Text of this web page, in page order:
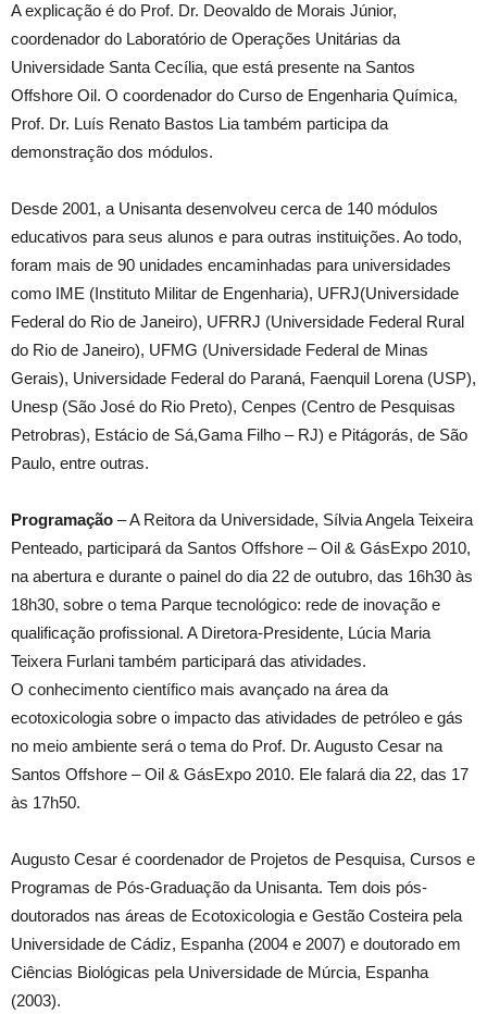
A explicação é do Prof. Dr. Deovaldo de Morais Júnior,
coordenador do Laboratório de Operações Unitárias da
Universidade Santa Cecília, que está presente na Santos
Offshore Oil. O coordenador do Curso de Engenharia Química,
Prof. Dr. Luís Renato Bastos Lia também participa da
demonstração dos módulos.
Desde 2001, a Unisanta desenvolveu cerca de 140 módulos
educativos para seus alunos e para outras instituições. Ao todo,
foram mais de 90 unidades encaminhadas para universidades
como IME (Instituto Militar de Engenharia), UFRJ(Universidade
Federal do Rio de Janeiro), UFRRJ (Universidade Federal Rural
do Rio de Janeiro), UFMG (Universidade Federal de Minas
Gerais), Universidade Federal do Paraná, Faenquil Lorena (USP),
Unesp (São José do Rio Preto), Cenpes (Centro de Pesquisas
Petrobras), Estácio de Sá,Gama Filho – RJ) e Pitágorás, de São
Paulo, entre outras.
Programação – A Reitora da Universidade, Sílvia Angela Teixeira
Penteado, participará da Santos Offshore – Oil & GásExpo 2010,
na abertura e durante o painel do dia 22 de outubro, das 16h30 às
18h30, sobre o tema Parque tecnológico: rede de inovação e
qualificação profissional. A Diretora-Presidente, Lúcia Maria
Teixera Furlani também participará das atividades.
O conhecimento científico mais avançado na área da
ecotoxicologia sobre o impacto das atividades de petróleo e gás
no meio ambiente será o tema do Prof. Dr. Augusto Cesar na
Santos Offshore – Oil & GásExpo 2010. Ele falará dia 22, das 17
às 17h50.
Augusto Cesar é coordenador de Projetos de Pesquisa, Cursos e
Programas de Pós-Graduação da Unisanta. Tem dois pós-
doutorados nas áreas de Ecotoxicologia e Gestão Costeira pela
Universidade de Cádiz, Espanha (2004 e 2007) e doutorado em
Ciências Biológicas pela Universidade de Múrcia, Espanha
(2003).